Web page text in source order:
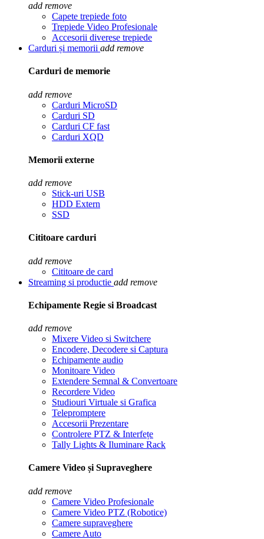
add remove
Capete trepiede foto
Trepiede Video Profesionale
Accesorii diverese trepiede
Carduri și memorii add remove
Carduri de memorie
add remove
Carduri MicroSD
Carduri SD
Carduri CF fast
Carduri XQD
Memorii externe
add remove
Stick-uri USB
HDD Extern
SSD
Cititoare carduri
add remove
Cititoare de card
Streaming si productie add remove
Echipamente Regie si Broadcast
add remove
Mixere Video si Switchere
Encodere, Decodere si Captura
Echipamente audio
Monitoare Video
Extendere Semnal & Convertoare
Recordere Video
Studiouri Virtuale si Grafica
Telepromptere
Accesorii Prezentare
Controlere PTZ & Interfețe
Tally Lights & Iluminare Rack
Camere Video și Supraveghere
add remove
Camere Video Profesionale
Camere Video PTZ (Robotice)
Camere supraveghere
Camere Auto